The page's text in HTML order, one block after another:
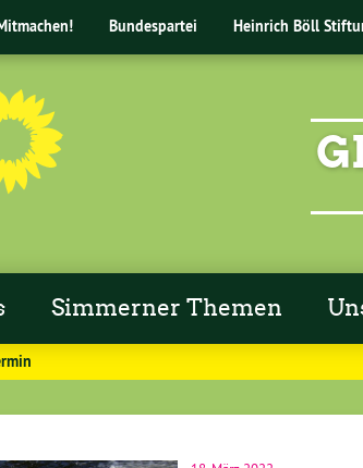
Bundespartei Heinrich Böll
Simmerner Themen